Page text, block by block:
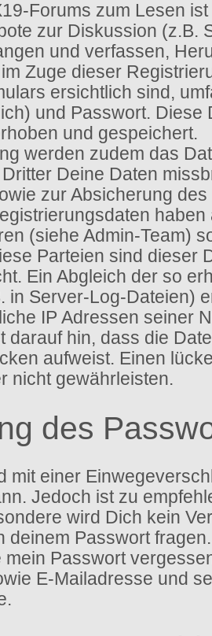
Forums zum Lesen
zur Diskussion (z.B.
und verfassen,
Zuge dieser
ersichtlich sind,
und Passwort.
und gespeichert.
werden zudem das
Deine Daten
zur Absicherung
(siehe Admin-Team)
Parteien sind dieser
Ein Abgleich der so
in Server-Log-Dateien)
IP Adressen seiner
darauf hin, dass die
aufweist. Einen
nicht gewährleisten.
des
mit einer
Jedoch ist zu
wird Dich kein
deinem Passwort
mein Passwort
E-Mailadresse und